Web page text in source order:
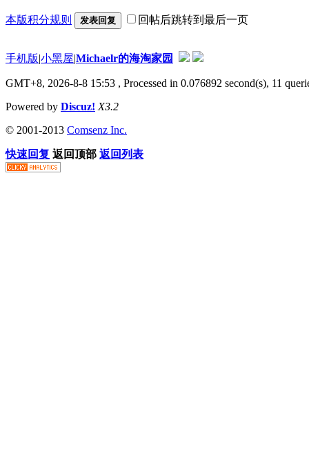
本版积分规则 发表回复 回帖后跳转到最后一页
手机版|小黑屋|Michaelr的海淘家园
GMT+8, 2026-8-8 15:53 , Processed in 0.076892 second(s), 11
Powered by Discuz! X3.2
© 2001-2013 Comsenz Inc.
快速回复 返回顶部 返回列表